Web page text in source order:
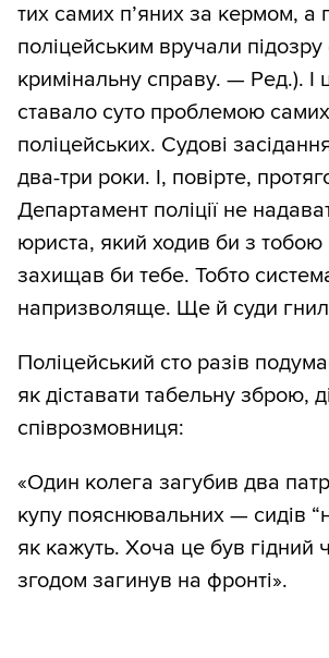
тих самих п’яних за кермом, а
поліцейським вручали
кримінальну справу. — Ред.). І
ставало суто проблемою самих
поліцейських. Судові
два-три роки. І, повірте,
Департамент поліції не
юриста, який ходив би з тобою
захищав би тебе. Тобто
напризволяще. Ще й суди
Поліцейський сто разів
як діставати табельну зброю,
співрозмовниця:
«Один колега загубив два
купу пояснювальних — сидів
як кажуть. Хоча це був гідний
згодом загинув на фронті».